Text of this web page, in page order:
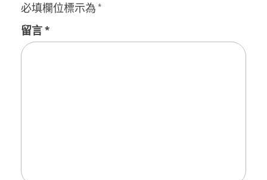
必填欄位標示為 *
留言*